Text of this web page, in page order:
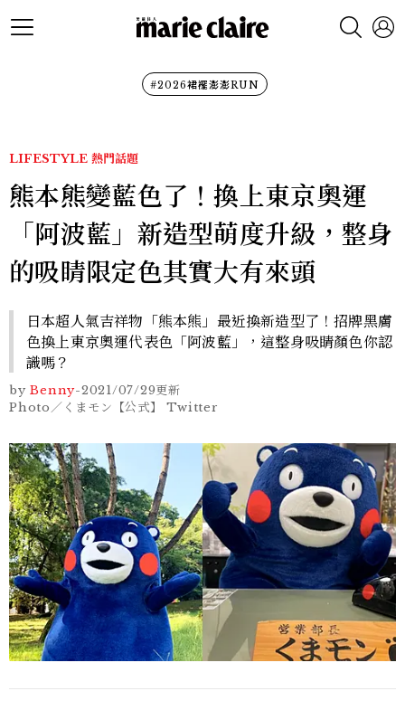
#2026裙襬澎澎RUN
LIFESTYLE 熱門話題
熊本熊變藍色了！換上東京奧運
「阿波藍」新造型萌度升級，整身
的吸睛限定色其實大有來頭
日本超人氣吉祥物「熊本熊」最近換新造型了！招牌黑膚
色換上東京奧運代表色「阿波藍」，這整身吸睛顏色你認
識嗎？
by Benny-2021/07/29更新
Photo／くまモン【公式】 Twitter